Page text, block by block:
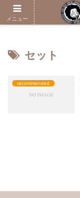
セット
recommended
メニュー